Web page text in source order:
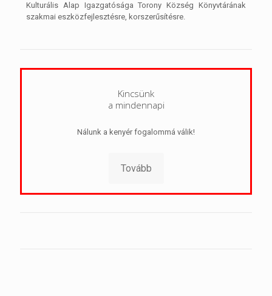
Kulturális Alap Igazgatósága Torony Község Könyvtárának
szakmai eszközfejlesztésre, korszerűsítésre.
Kincsünk
a mindennapi
Nálunk a kenyér fogalommá válik!
Tovább